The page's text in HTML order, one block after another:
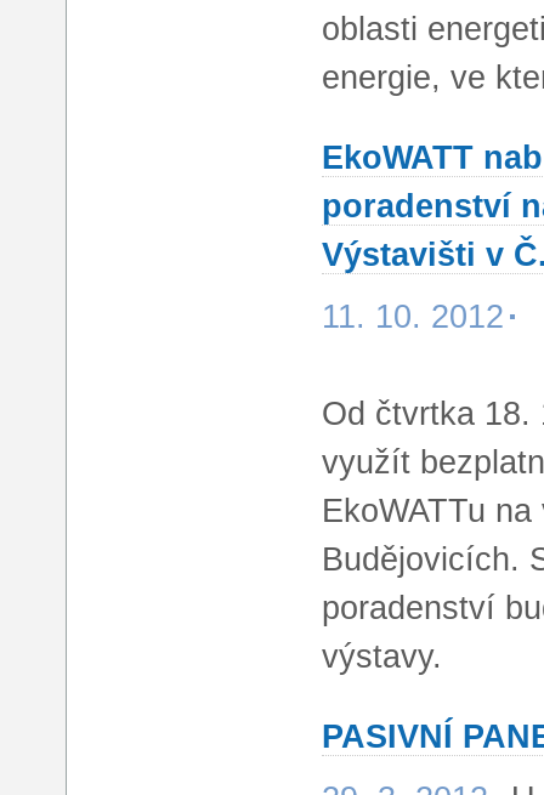
oblasti
energie, ve
EkoWATT
poradenství
Výstavišti v
11. 10. 2012
Od čtvrtka 18.
využít
EkoWATTu
Budějovicích.
poradenství
výstavy.
PASIVNÍ